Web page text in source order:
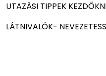
UTAZÁSI TIPPEK
LÁTNIVALÓK-